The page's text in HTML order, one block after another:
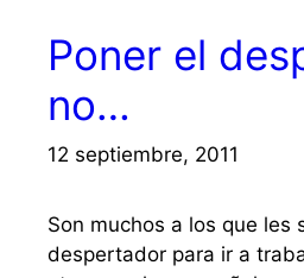
Poner el
no…
12 septiembre, 2011
Son muchos a los que les
despertador para ir a